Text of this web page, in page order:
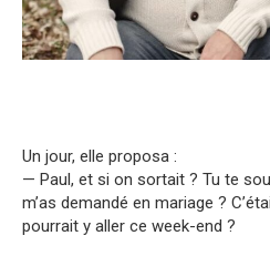
Un jour, elle proposa :
— Paul, et si on sortait ? Tu te
m’as demandé en mariage ?
pourrait y aller ce week-end ?